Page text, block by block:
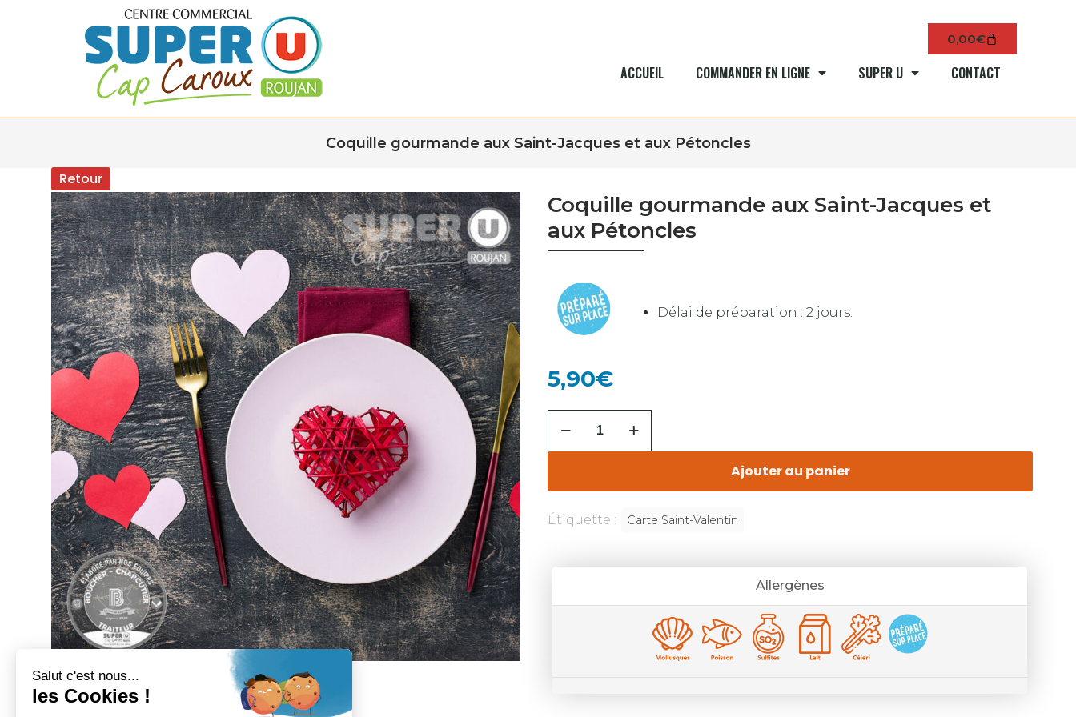
0,00€
ACCUEIL COMMANDER EN LIGNE SUPER U CONTACT
Retour
Coquille gourmande aux Saint-Jacques et aux Pétoncles
Coquille gourmande aux Saint-Jacques et
aux Pétoncles
Délai de préparation : 2 jours.
5,90€
Ajouter au panier
Étiquette : Carte Saint-Valentin
Allergènes